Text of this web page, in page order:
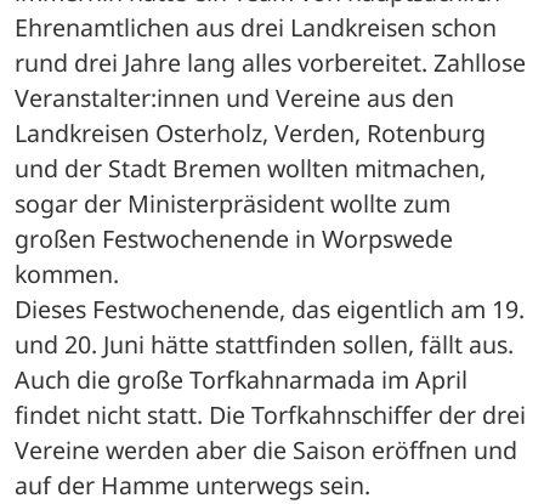
Ehrenamtlichen aus drei Landkreisen schon
rund drei Jahre lang alles vorbereitet. Zahllose
Veranstalter:innen und Vereine aus den
Landkreisen Osterholz, Verden, Rotenburg
und der Stadt Bremen wollten mitmachen,
sogar der Ministerpräsident wollte zum
großen Festwochenende in Worpswede
kommen.
Dieses Festwochenende, das eigentlich am 19.
und 20. Juni hätte stattfinden sollen, fällt aus.
Auch die große Torfkahnarmada im April
findet nicht statt. Die Torfkahnschiffer der drei
Vereine werden aber die Saison eröffnen und
auf der Hamme unterwegs sein.